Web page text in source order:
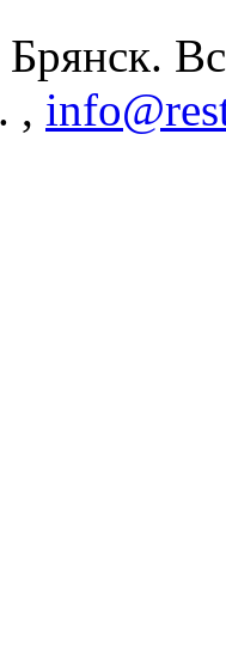
Брянск.
,